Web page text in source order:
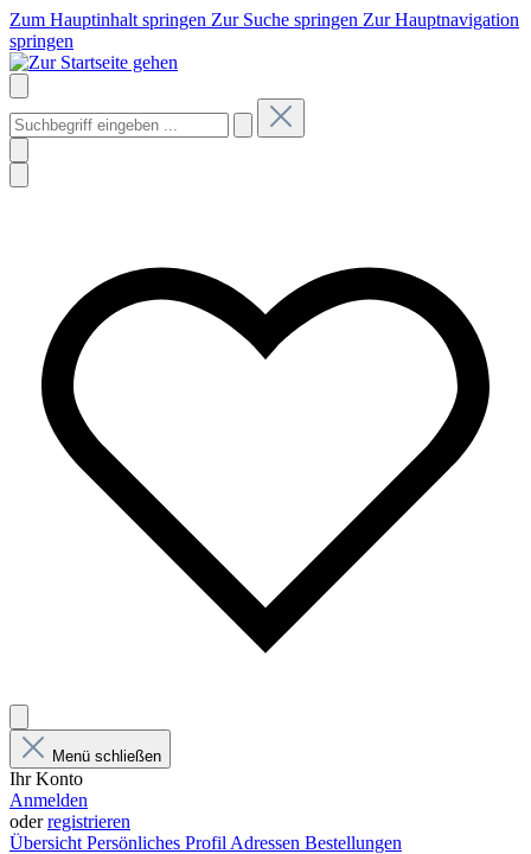
Zum Hauptinhalt springen Zur Suche springen Zur Hauptnavigation
springen
Menü schließen
Ihr Konto
Anmelden
oderregistrieren
Übersicht Persönliches Profil Adressen Bestellungen